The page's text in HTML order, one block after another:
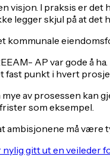
visjon. I praksis er
legger skjul på at
kommunale
AP var gode å
fast punkt i hvert
av prosessen kan
som eksempel.
ambisjonene må være
gitt ut en veileder